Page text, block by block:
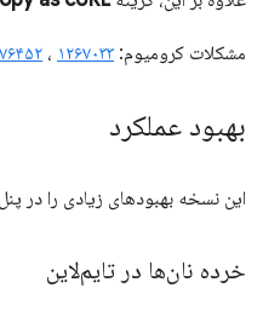
مشکلات کرومیوم: ۱۲۶۷۰۳۳ ،
بهبود عملکرد
این نسخه بهبودهای زیادی را در پنل
خرده نان‌ها در تایم‌لاین